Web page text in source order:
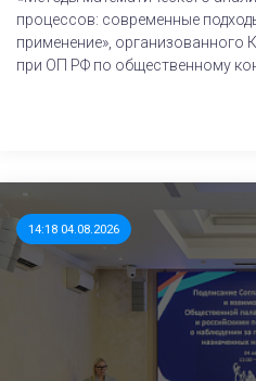
процессов: современные
применение»,
при ОП РФ по общественному
14:18 04.08.2026